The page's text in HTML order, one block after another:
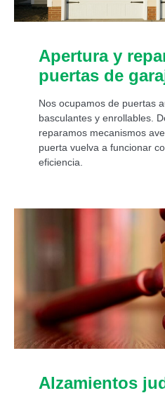
Apertura y
puertas de
Nos ocupamos de puertas
basculantes y enrollables.
reparamos mecanismos
puerta vuelva a funcionar
eficiencia.
Alzamientos